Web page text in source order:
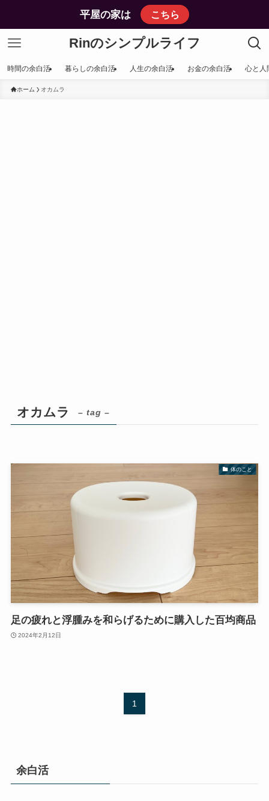
平屋の家は こちら
Rinのシンプルライフ
時間の余白活 暮らしの余白活 人生の余白活 お金の余白活 心と人
ホーム オカムラ
オカムラ – tag –
体のこと
足の疲れと浮腫みを和らげるために購入した百均商品
2024年2月12日
1
余白活